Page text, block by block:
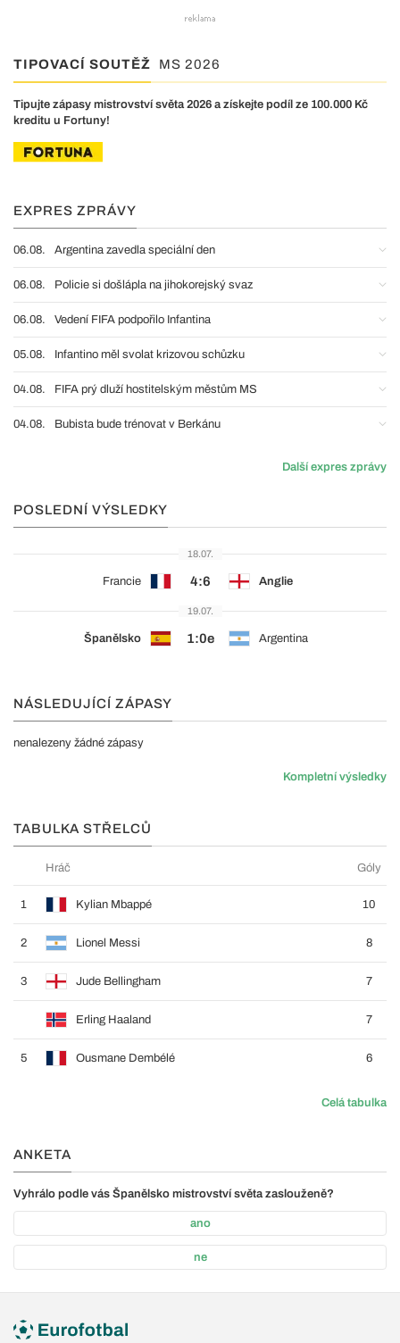
TIPOVACÍ SOUTĚŽ MS 2026
Tipujte zápasy mistrovství světa 2026 a získejte podíl ze 100.000 Kč
kreditu u Fortuny!
EXPRES ZPRÁVY
06.08. Argentina zavedla speciální den
06.08. Policie si došlápla na jihokorejský svaz
06.08. Vedení FIFA podpořilo Infantina
05.08. Infantino měl svolat krizovou schůzku
04.08. FIFA prý dluží hostitelským městům MS
04.08. Bubista bude trénovat v Berkánu
Další expres zprávy
POSLEDNÍ VÝSLEDKY
18.07.
Francie 4:6 Anglie
19.07.
Španělsko 1:0e Argentina
NÁSLEDUJÍCÍ ZÁPASY
nenalezeny žádné zápasy
Kompletní výsledky
TABULKA STŘELCŮ
Hráč Góly
1 Kylian Mbappé 10
2 Lionel Messi 8
3 Jude Bellingham 7
Erling Haaland 7
5 Ousmane Dembélé 6
Celá tabulka
ANKETA
Vyhrálo podle vás Španělsko mistrovství světa zaslouženě?
ano
ne